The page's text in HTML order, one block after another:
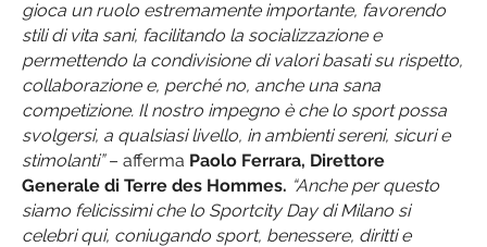
gioca un ruolo estremamente importante, favorendo
stili di vita sani, facilitando la socializzazione e
permettendo la condivisione di valori basati su rispetto,
collaborazione e, perché no, anche una sana
competizione. Il nostro impegno è che lo sport possa
svolgersi, a qualsiasi livello, in ambienti sereni, sicuri e
stimolanti”– afferma Paolo Ferrara, Direttore
Generale di Terre des Hommes. “Anche per questo
siamo felicissimi che lo Sportcity Day di Milano si
celebri qui, coniugando sport, benessere, diritti e